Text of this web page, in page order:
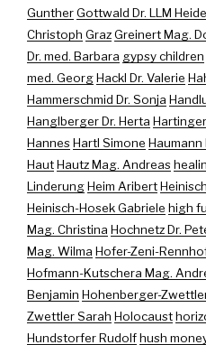
GuntherGottwald Dr. LLM
Christoph GrazGreinert Mag.
Dr. med. Barbara gypsy children
med. GeorgHackl Dr. Valerie
Hammerschmid Dr. Sonja
Hanglberger Dr. Herta
HannesHartl Simone
HautHautz Mag. Andreas
LinderungHeim Aribert
Heinisch-Hosek Gabriele high
Mag. Christina Hochnetz Dr.
Mag. Wilma Hofer-Zeni-
Hofmann-Kutschera Mag.
Benjamin Hohenberger-
Zwettler Sarah Holocaust
Hundstorfer Rudolfhush